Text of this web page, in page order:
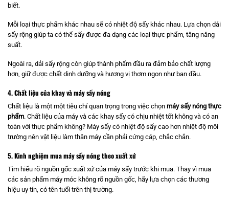
biết.
Mỗi loại thực phẩm khác nhau sẽ có nhiệt độ sấy khác nhau. Lựa chọn dải
sấy rộng giúp ta có thể sấy được đa dạng các loại thực phẩm, tăng năng
suất.
Ngoài ra, dải sấy rộng còn giúp thành phẩm đầu ra đảm bảo chất lượng
hơn, giữ được chất dinh dưỡng và hương vị thơm ngon như ban đầu.
4. Chất liệu của khay và máy sấy nóng
Chất liệu là một một tiêu chí quan trọng trong việc chọn máy sấy nóng thực
phẩm. Chất liệu của máy và các khay sấy có chịu nhiệt tốt không và có an
toàn với thực phẩm không? Máy sấy có nhiệt độ sấy cao hơn nhiệt độ môi
trường nên vật liệu làm thân máy cần phải cứng cáp, chắc chắn.
5. Kinh nghiệm mua máy sấy nóng theo xuất xứ
Tìm hiểu rõ nguồn gốc xuất xứ của máy sấy trước khi mua. Thay vì mua
các sản phẩm máy móc không rõ nguồn gốc, hãy lựa chọn các thương
hiệu uy tín, có tên tuổi trên thị trường.